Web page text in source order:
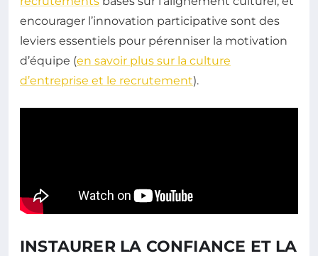
encourager l’innovation participative sont des
leviers essentiels pour pérenniser la motivation
d’équipe (en savoir plus sur la culture
d’entreprise et le recrutement).
INSTAURER LA CONFIANCE ET LA